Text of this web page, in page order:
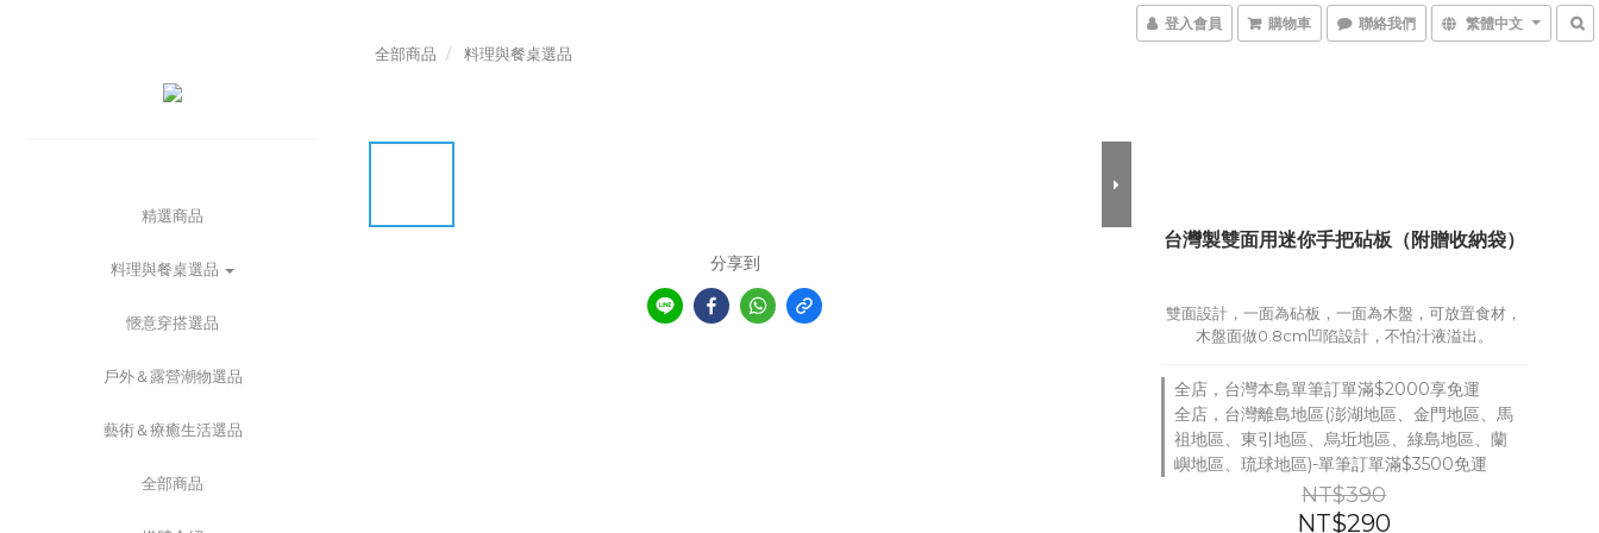
登入會員 購物車 聯絡我們 繁體中文
精選商品
料理與餐桌選品
愜意穿搭選品
戶外＆露營潮物選品
藝術＆療癒生活選品
全部商品
全部商品 料理與餐桌選品
分享到
台灣製雙面用迷你手把砧板（附贈收納袋）
雙面設計，一面為砧板，一面為木盤，可放置食材，
木盤面做0.8cm凹陷設計，不怕汁液溢出。
全店，台灣本島單筆訂單滿$2000享免運
全店，台灣離島地區(澎湖地區、金門地區、馬
祖地區、東引地區、烏坵地區、綠島地區、蘭
嶼地區、琉球地區)-單筆訂單滿$3500免運
NT$390
NT$290